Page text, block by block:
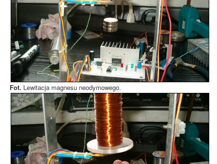
Fot. Lewitacja magnesu neodymowego.